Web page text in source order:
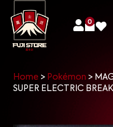
0
Home > Pokémon >
SUPER ELECTRIC